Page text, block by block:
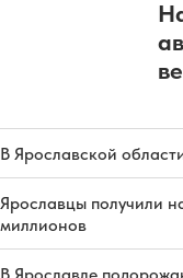
В Ярославской
Ярославцы получили
миллионов